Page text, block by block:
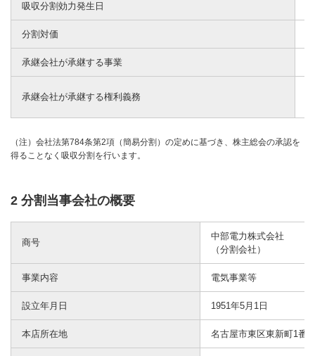
吸収分割効力発生日
分割対価
承継会社が承継する事業
承継会社が承継する権利義務
（注）会社法第784条第2項（簡易分割）の定めに基づき、株主総会の承認を
得ることなく吸収分割を行います。
2 分割当事会社の概要
商号
中部電力株式会社
（分割会社）
事業内容 電気事業等
設立年月日 1951年5月1日
本店所在地 名古屋市東区東新町1番